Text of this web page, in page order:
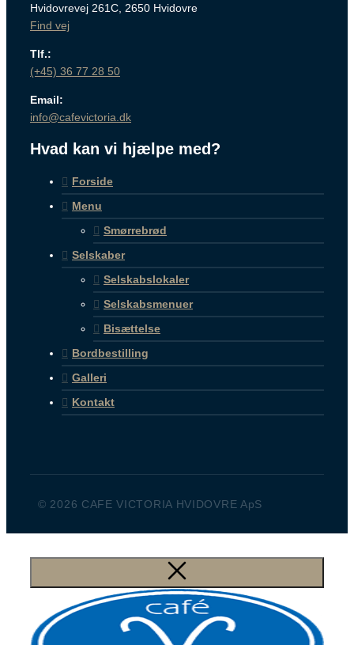
Hvidovrevej 261C, 2650 Hvidovre
Find vej
Tlf.:
(+45) 36 77 28 50
Email:
info@cafevictoria.dk
Hvad kan vi hjælpe med?
Forside
Menu
Smørrebrød
Selskaber
Selskabslokaler
Selskabsmenuer
Bisættelse
Bordbestilling
Galleri
Kontakt
© 2026 CAFE VICTORIA HVIDOVRE ApS